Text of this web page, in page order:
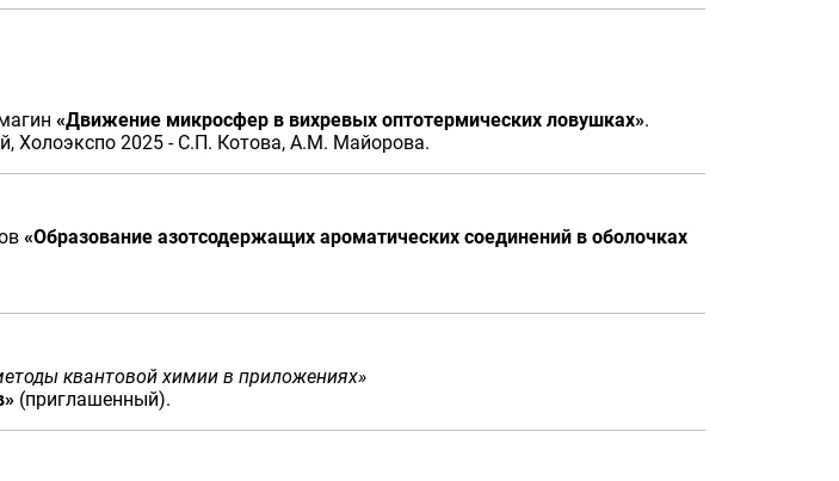
«Движение микросфер в вихревых оптотермических ловушках».
Холоэкспо 2025 - С.П. Котова, А.М. Майорова.
«Образование азотсодержащих ароматических соединений в оболочках
квантовой химии в приложениях»
(приглашенный).